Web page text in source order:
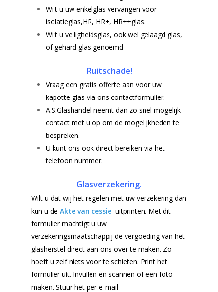
Wilt u uw enkelglas vervangen voor
isolatieglas,HR, HR+, HR++glas.
Wilt u veiligheidsglas, ook wel gelaagd glas,
of gehard glas genoemd
Ruitschade!
Vraag een gratis offerte aan voor uw
kapotte glas via ons contactformulier.
A.S.Glashandel neemt dan zo snel mogelijk
contact met u op om de mogelijkheden te
bespreken.
U kunt ons ook direct bereiken via het
telefoon nummer.
Glasverzekering.
Wilt u dat wij het regelen met uw verzekering dan
kun u deAkte van cessie uitprinten. Met dit
formulier machtigt u uw
verzekeringsmaatschappij de vergoeding van het
glasherstel direct aan ons over te maken. Zo
hoeft u zelf niets voor te schieten. Print het
formulier uit. Invullen en scannen of een foto
maken. Stuur het per e-mail